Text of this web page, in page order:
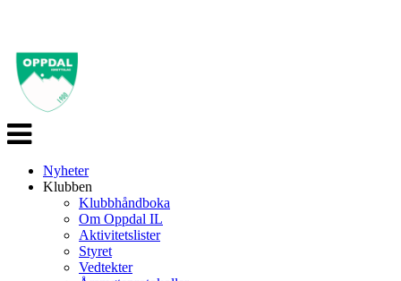
Veksle
navigasjon
Nyheter
Klubben
Klubbhåndboka
Om Oppdal IL
Aktivitetslister
Styret
Vedtekter